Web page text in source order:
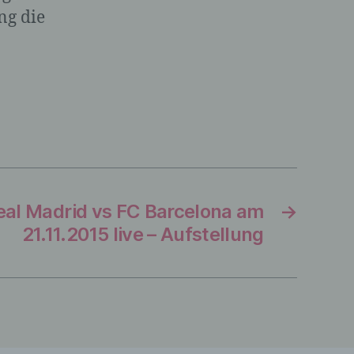
die
→
Madrid vs FC Barcelona am
21.11.2015 live – Aufstellung